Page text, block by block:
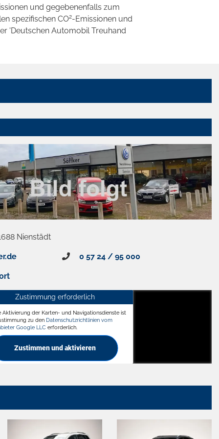
und gegebenenfalls zum
spezifischen CO2-Emissionen und
'Deutschen Automobil Treuhand
Nienstädt
0 57 24 / 95 000
Zustimmung erforderlich
Aktivierung der Karten- und Navigationsdienste ist
zu den Datenschutzrichtlinien vom
Google LLC erforderlich.
Zustimmen und aktivieren